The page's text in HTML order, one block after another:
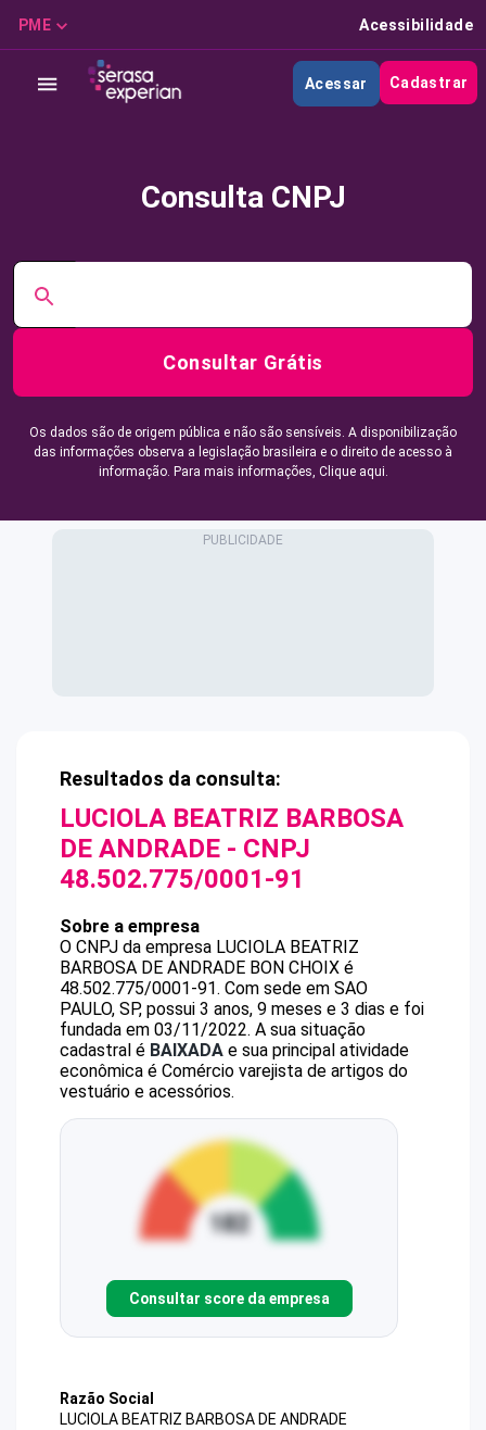
PME Acessibilidade
Acessar Cadastrar
Consulta CNPJ
Consultar Grátis
Os dados são de origem pública e não são sensíveis. A disponibilização
das informações observa a legislação brasileira e o direito de acesso à
informação. Para mais informações, Clique aqui.
Resultados da consulta:
LUCIOLA BEATRIZ BARBOSA
DE ANDRADE - CNPJ
48.502.775/0001-91
Sobre a empresa
O CNPJ da empresa LUCIOLA BEATRIZ
BARBOSA DE ANDRADE BON CHOIX é
48.502.775/0001-91. Com sede em SAO
PAULO, SP, possui 3 anos, 9 meses e 3 dias e foi
fundada em 03/11/2022. A sua situação
cadastral é BAIXADA e sua principal atividade
econômica é Comércio varejista de artigos do
vestuário e acessórios.
Consultar score da empresa
Razão Social
LUCIOLA BEATRIZ BARBOSA DE ANDRADE